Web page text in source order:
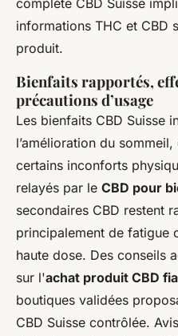
complète CBD Suisse
informations THC et CBD
produit.
Bienfaits rapportés,
précautions d’usage
Les bienfaits CBD Suisse
l’amélioration du
certains inconforts
relayés par le CBD pour
secondaires CBD restent
principalement de fatigue
haute dose. Des conseils
sur l'achat produit CBD
boutiques validées
CBD Suisse contrôlée.